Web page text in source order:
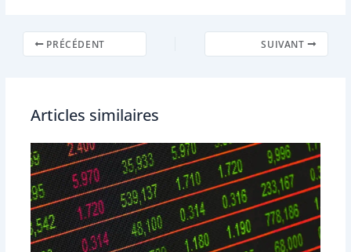
PRÉCÉDENT SUIVANT
Articles similaires